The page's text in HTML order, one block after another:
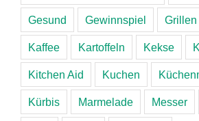
Gesund Gewinnspiel Grillen
Kaffee Kartoffeln Kekse
Kitchen Aid Kuchen
Kürbis Marmelade Messer